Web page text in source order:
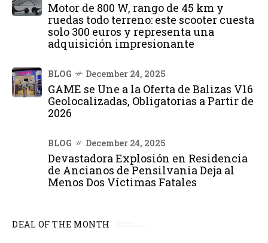
Motor de 800 W, rango de 45 km y
ruedas todo terreno: este scooter cuesta
solo 300 euros y representa una
adquisición impresionante
BLOG December 24, 2025
GAME se Une a la Oferta de Balizas V16
Geolocalizadas, Obligatorias a Partir de
2026
BLOG December 24, 2025
Devastadora Explosión en Residencia
de Ancianos de Pensilvania Deja al
Menos Dos Víctimas Fatales
DEAL OF THE MONTH